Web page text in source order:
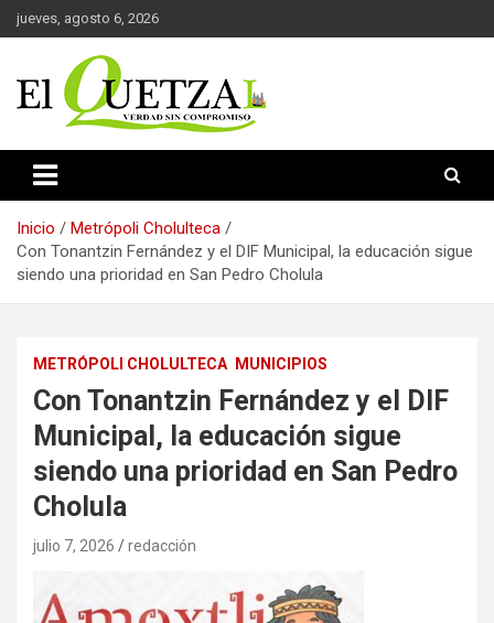
Saltar
al
jueves, agosto 6, 2026
El Quetzal de Cholula
Inicio
Metrópoli Cholulteca
Con Tonantzin Fernández y el DIF Municipal, la educación sigue
siendo una prioridad en San Pedro Cholula
METRÓPOLI CHOLULTECA MUNICIPIOS
Con Tonantzin Fernández y el DIF
Municipal, la educación sigue
siendo una prioridad en San Pedro
Cholula
julio 7, 2026 redacción